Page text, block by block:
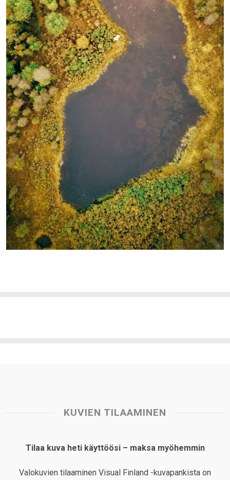
KUVIEN TILAAMINEN
Tilaa kuva heti käyttöösi – maksa myöhemmin
Valokuvien tilaaminen Visual Finland -kuvapankista on